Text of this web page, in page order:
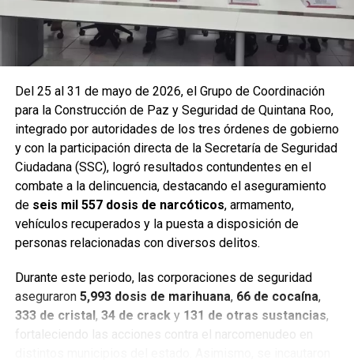
Entre las acciones destacadas se encuentran detenciones
relevantes en
Benito Juárez, Lázaro Cárdenas y Tulum
donde autoridades federales y estatales aseguraron
narcóticos, vehículos y cumplimentaron órdenes de
aprehensión contra personas presuntamente vinculadas
con delitos de alto impacto.
Del 25 al 31 de mayo de 2026, el Grupo de Coordinación
para la Construcción de Paz y Seguridad de Quintana Roo,
integrado por autoridades de los tres órdenes de gobierno
y con la participación directa de la Secretaría de Seguridad
Ciudadana (SSC), logró resultados contundentes en el
combate a la delincuencia, destacando el aseguramiento
de seis mil 557 dosis de narcóticos, armamento,
vehículos recuperados y la puesta a disposición de
personas relacionadas con diversos delitos.
Durante este periodo, las corporaciones de seguridad
aseguraron 5,993 dosis de marihuana, 66 de cocaína,
333 de cristal, 34 de crack y 131 de otras sustancias,
fortaleciendo las acciones contra el narcomenudeo en